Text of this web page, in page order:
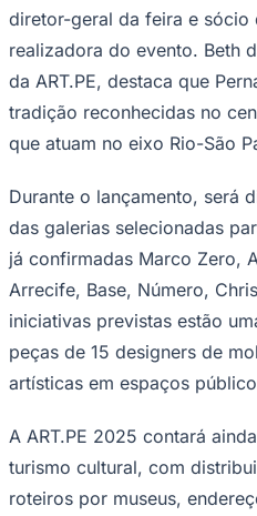
Palmeiras
diretor-geral da feira e sócio
realizadora do evento. Beth
da ART.PE, destaca que
tradição reconhecidas no
que atuam no eixo Rio-São
Durante o lançamento, será
das galerias selecionadas
já confirmadas Marco Zero,
Arrecife, Base, Número,
iniciativas previstas estão
peças de 15 designers de
artísticas em espaços
A ART.PE 2025 contará
turismo cultural, com
roteiros por museus,